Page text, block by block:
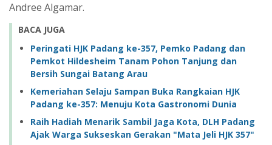
Andree Algamar.
BACA JUGA
Peringati HJK Padang ke-357, Pemko Padang dan
Pemkot Hildesheim Tanam Pohon Tanjung dan
Bersih Sungai Batang Arau
Kemeriahan Selaju Sampan Buka Rangkaian HJK
Padang ke-357: Menuju Kota Gastronomi Dunia
Raih Hadiah Menarik Sambil Jaga Kota, DLH Padang
Ajak Warga Sukseskan Gerakan "Mata Jeli HJK 357"